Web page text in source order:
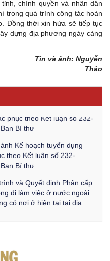
chính quyền và nhân dân
trong quá trình công tác hoàn
Đồng thời xin hứa sẽ tiếp tục
dựng địa phương ngày càng
Tin và ảnh: Nguyễn
Thảo
tiếp nhận vào làm công
Bí thư
văn bản ôn tập kỳ tuyển
Bí thư
Kế hoạch tuyển dụng
theo Kết luận số 232-
Bí thư
và Quyết định Phân cấp
đi làm việc ở nước ngoài
có nơi ở hiện tại tại địa
tự, thủ tục rút gọn trong
phạm pháp luật